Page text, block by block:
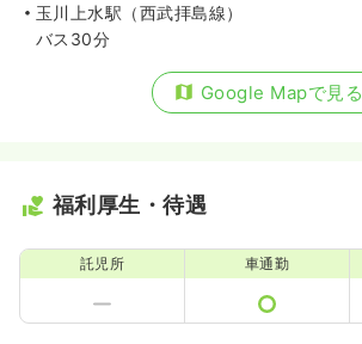
玉川上水駅（西武拝島線）
バス30分
Google Mapで見る
福利厚生・待遇
託児所 車通勤